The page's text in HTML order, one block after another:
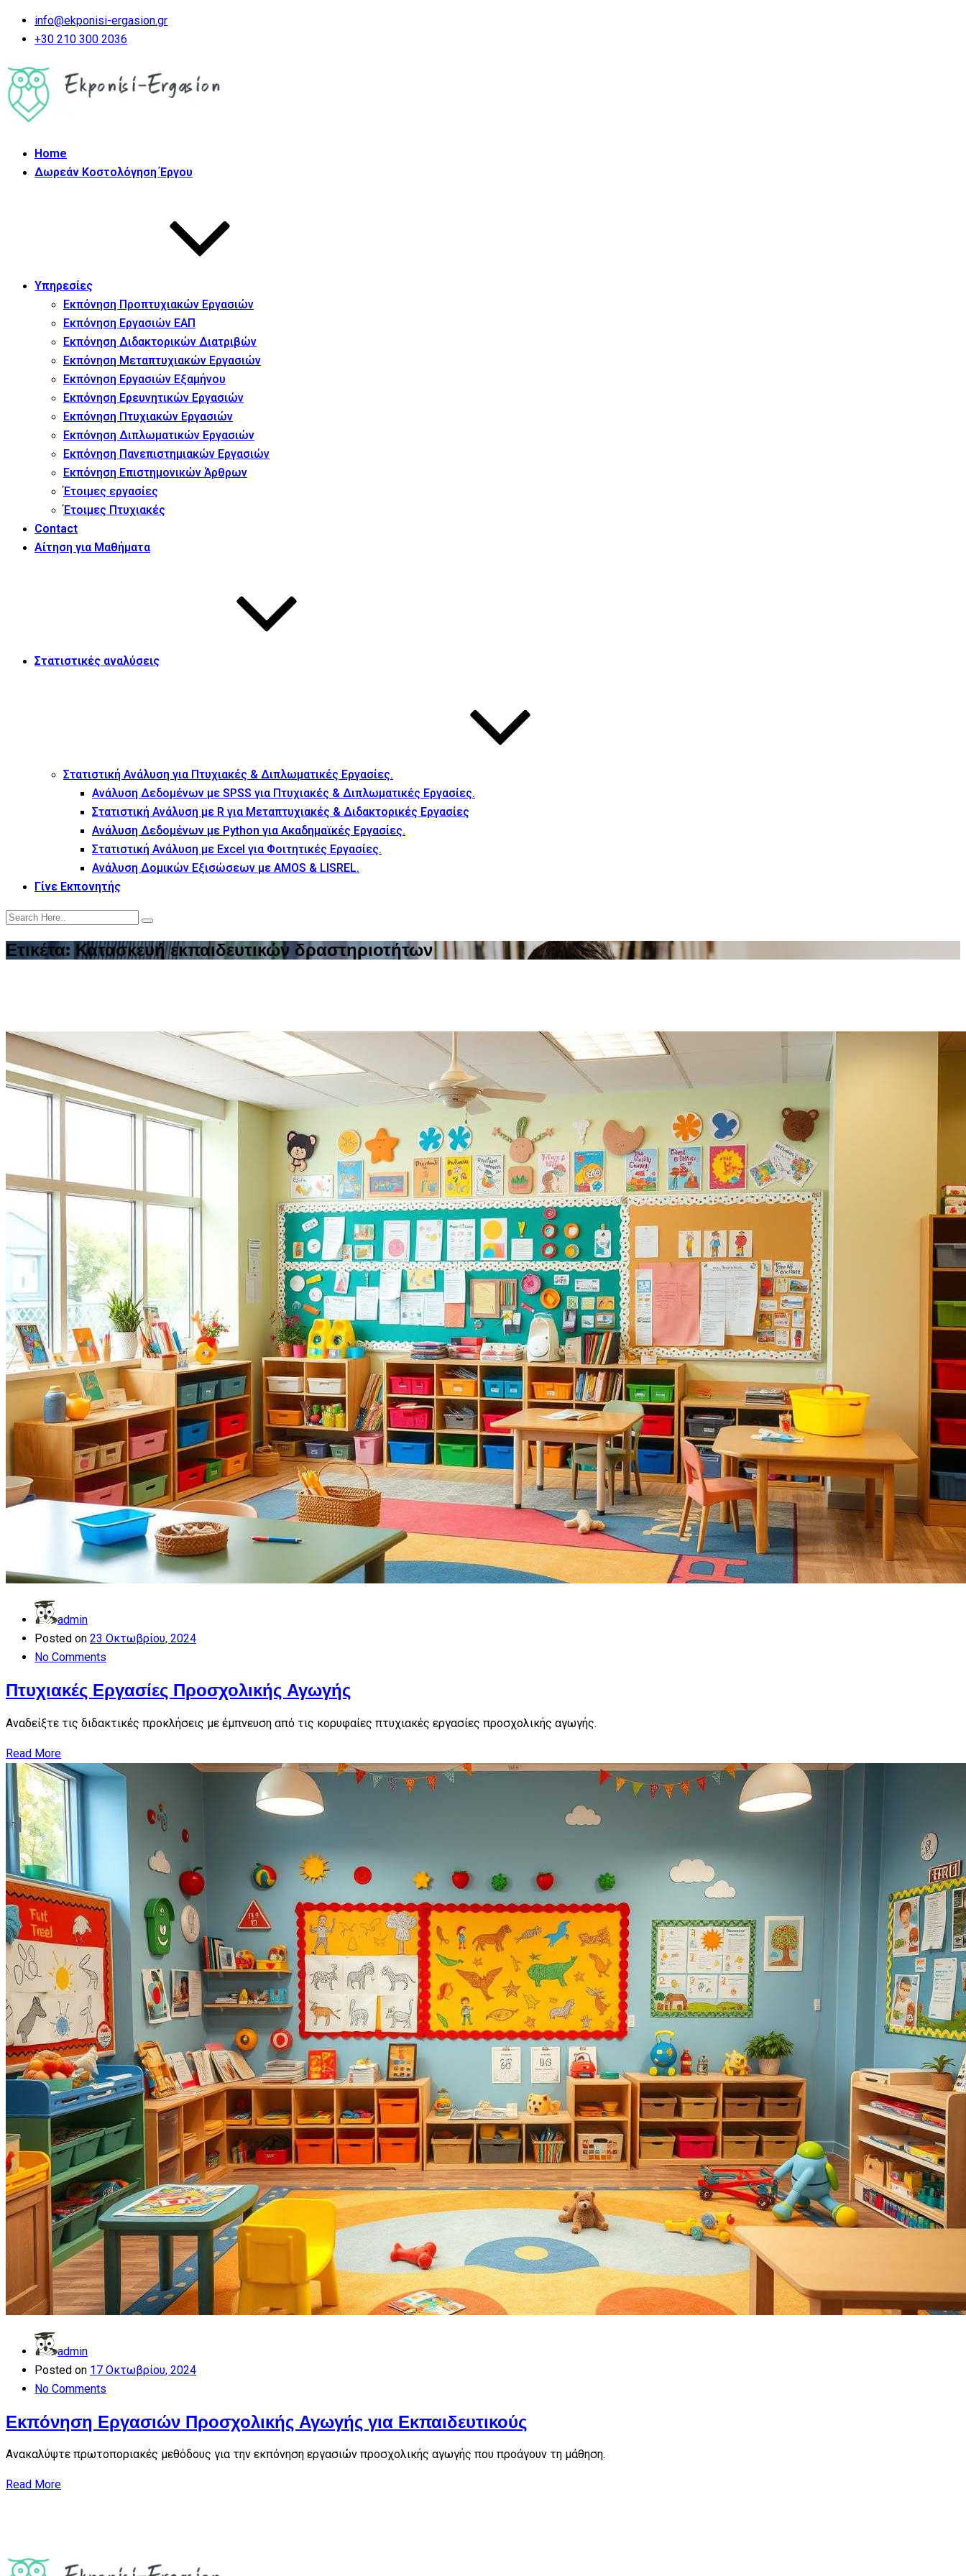
info@ekponisi-ergasion.gr
+30 210 300 2036
Home
Δωρεάν Κοστολόγηση Έργου
Υπηρεσίες
Εκπόνηση Προπτυχιακών Εργασιών
Εκπόνηση Εργασιών ΕΑΠ
Εκπόνηση Διδακτορικών Διατριβών
Εκπόνηση Μεταπτυχιακών Εργασιών
Εκπόνηση Εργασιών Εξαμήνου
Εκπόνηση Ερευνητικών Εργασιών
Εκπόνηση Πτυχιακών Εργασιών
Εκπόνηση Διπλωματικών Εργασιών
Εκπόνηση Πανεπιστημιακών Εργασιών
Εκπόνηση Επιστημονικών Άρθρων
Έτοιμες εργασίες
Έτοιμες Πτυχιακές
Contact
Αίτηση για Μαθήματα
Στατιστικές αναλύσεις
Στατιστική Ανάλυση για Πτυχιακές & Διπλωματικές Εργασίες.
Ανάλυση Δεδομένων με SPSS για Πτυχιακές & Διπλωματικές Εργασίες.
Στατιστική Ανάλυση με R για Μεταπτυχιακές & Διδακτορικές Εργασίες
Ανάλυση Δεδομένων με Python για Ακαδημαϊκές Εργασίες.
Στατιστική Ανάλυση με Excel για Φοιτητικές Εργασίες.
Ανάλυση Δομικών Εξισώσεων με AMOS & LISREL.
Γίνε Εκπονητής
Ετικέτα: Κατασκευή εκπαιδευτικών δραστηριοτήτων
admin
Posted on 23 Οκτωβρίου, 2024
No Comments
Πτυχιακές Εργασίες Προσχολικής Αγωγής
Αναδείξτε τις διδακτικές προκλήσεις με έμπνευση από τις κορυφαίες πτυχιακές εργασίες προσχολικής αγωγής.
Read More
admin
Posted on 17 Οκτωβρίου, 2024
No Comments
Εκπόνηση Εργασιών Προσχολικής Αγωγής για Εκπαιδευτικούς
Ανακαλύψτε πρωτοποριακές μεθόδους για την εκπόνηση εργασιών προσχολικής αγωγής που προάγουν τη μάθηση.
Read More